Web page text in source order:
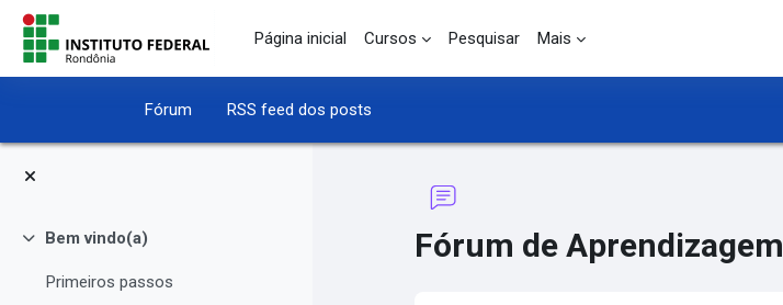
Ir para o conteúdo principal
Página inicial
Cursos Pesquisar Mais
Fórum RSS feed dos posts
Contrair
Bem vindo(a)
Primeiros passos
Fórum de Aprendizagem